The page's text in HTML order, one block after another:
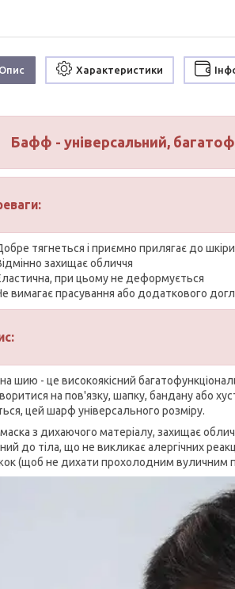
Характеристики
Бафф - універсальний,
тягнеться і приємно прилягає до шкіри
захищає обличчя
при цьому не деформується
вимагає прасування або додаткового
шию - це високоякісний
на пов'язку, шапку, бандану або
цей шарф універсального розміру.
з дихаючого матеріалу, захищає
до тіла, що не викликає алергічних
(щоб не дихати прохолодним вуличним